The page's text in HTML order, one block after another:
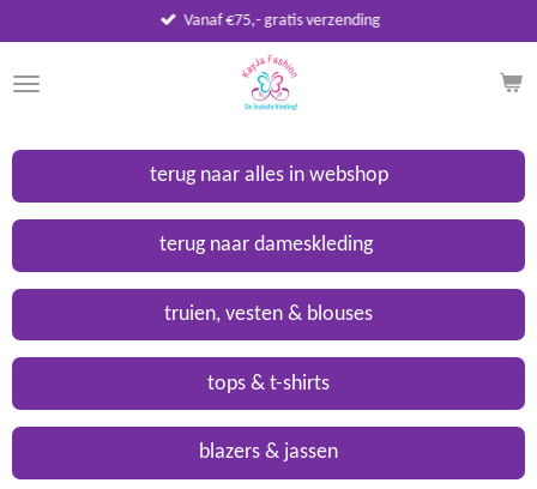
direct
naar
de
Vanaf €75,- gratis verzending
terug naar alles in webshop
terug naar dameskleding
truien, vesten & blouses
tops & t-shirts
blazers & jassen